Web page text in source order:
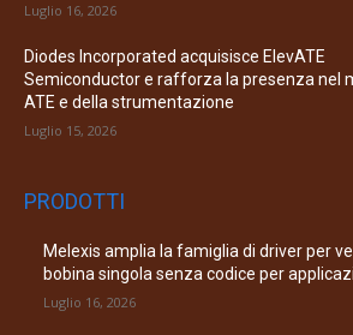
Luglio 16, 2026
Diodes Incorporated acquisisce ElevATE
Semiconductor e rafforza la presenza nel
ATE e della strumentazione
Luglio 15, 2026
PRODOTTI
Melexis amplia la famiglia di driver per
bobina singola senza codice per
Luglio 16, 2026